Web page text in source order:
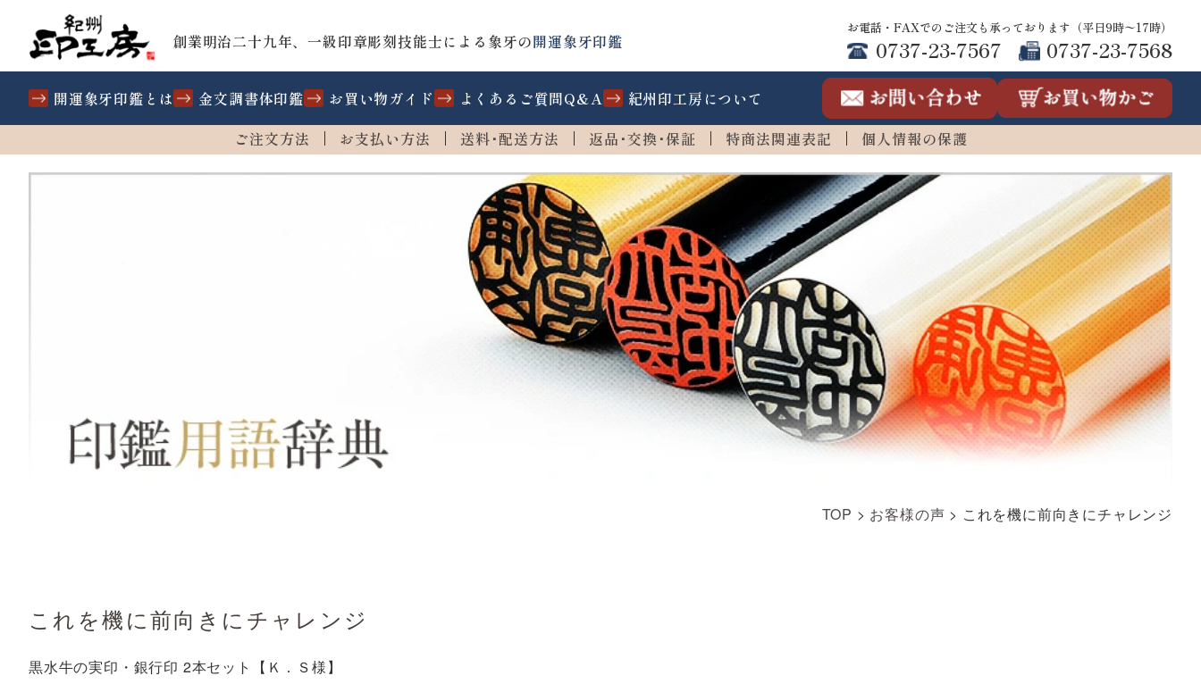
創業明治二十九年、一級印章彫刻技能士による象牙の開運象牙印鑑
お電話・FAXでのご注文も承っております（平日9時〜17時）
0737-23-7567 0737-23-7568
開運象牙印鑑とは 金文調書体印鑑 お買い物ガイド よくあるご質問Q&A
紀州印工房について
ご注文方法
お支払い方法 送料･配送方法 返品･交換･保証 特商法関連表記 個人情報の保護
TOP > お客様の声 > これを機に前向きにチャレンジ
これを機に前向きにチャレンジ
黒水牛の実印・銀行印 2本セット【Ｋ．Ｓ様】